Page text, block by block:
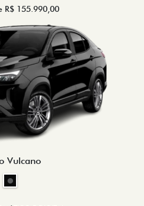
R$ 155.990,00
Vulcano